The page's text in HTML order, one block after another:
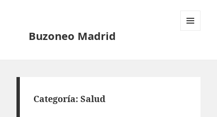
Buzoneo Madrid
Categoría: Salud